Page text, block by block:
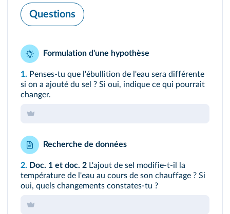
Questions
Formulation d'une hypothèse
1. Penses-tu que l'ébullition de l'eau sera différente
si on a ajouté du sel ? Si oui, indique ce qui pourrait
changer.
Recherche de données
2. Doc. 1 et doc. 2 L'ajout de sel modifie-t-il la
température de l'eau au cours de son chauffage ? Si
oui, quels changements constates-tu ?